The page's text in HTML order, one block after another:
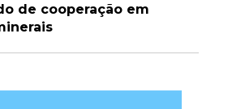
sustentabilidade para COP30 em
Belém